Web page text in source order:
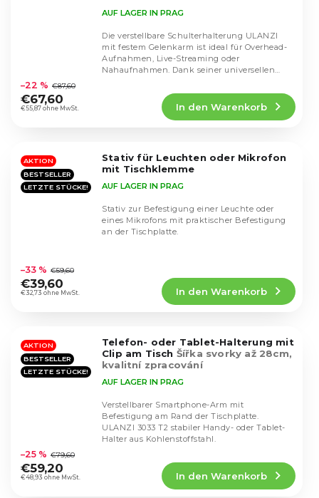
durchschnittliche
Produktbewertung
ist
Sternen.
AUF LAGER IN PRAG
€55,87 ohne MwSt.
–22 % €87,60
€67,60
In den Warenkorb
Die verstellbare Schulterhalterung ULANZI
mit festem Gelenkarm ist ideal für Overhead-
Aufnahmen, Live-Streaming oder
Nahaufnahmen. Dank seiner universellen
AKTION
BESTSELLER
LETZTE STÜCKE!
Stativ für Leuchten oder Mikrofon
mit Tischklemme
durchschnittliche
Produktbewertung
ist
Sternen.
AUF LAGER IN PRAG
€32,73 ohne MwSt.
–33 % €59,60
€39,60
In den Warenkorb
Stativ zur Befestigung einer Leuchte oder
eines Mikrofons mit praktischer Befestigung
an der Tischplatte.
AKTION
BESTSELLER
LETZTE STÜCKE!
Telefon- oder Tablet-Halterung mit
Clip am Tisch Šířka svorky až 28cm,
kvalitní zpracování
durchschnittliche
Produktbewertung
ist
AUF LAGER IN PRAG
€48,93 ohne MwSt.
–25 % €79,60
€59,20
In den Warenkorb
Verstellbarer Smartphone-Arm mit
Befestigung am Rand der Tischplatte.
ULANZI 3033 T2 stabiler Handy- oder Tablet-
Halter aus Kohlenstoffstahl.